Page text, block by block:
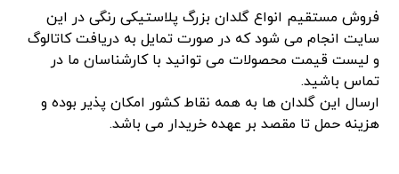
فروش مستقیم انواع گلدان بزرگ پلاستیکی رنگی در این
سایت انجام می شود که در صورت تمایل به دریافت کاتالوگ
و لیست قیمت محصولات می توانید با کارشناسان ما در
تماس باشید.
ارسال این گلدان ها به همه نقاط کشور امکان پذیر بوده و
هزینه حمل تا مقصد بر عهده خریدار می باشد.